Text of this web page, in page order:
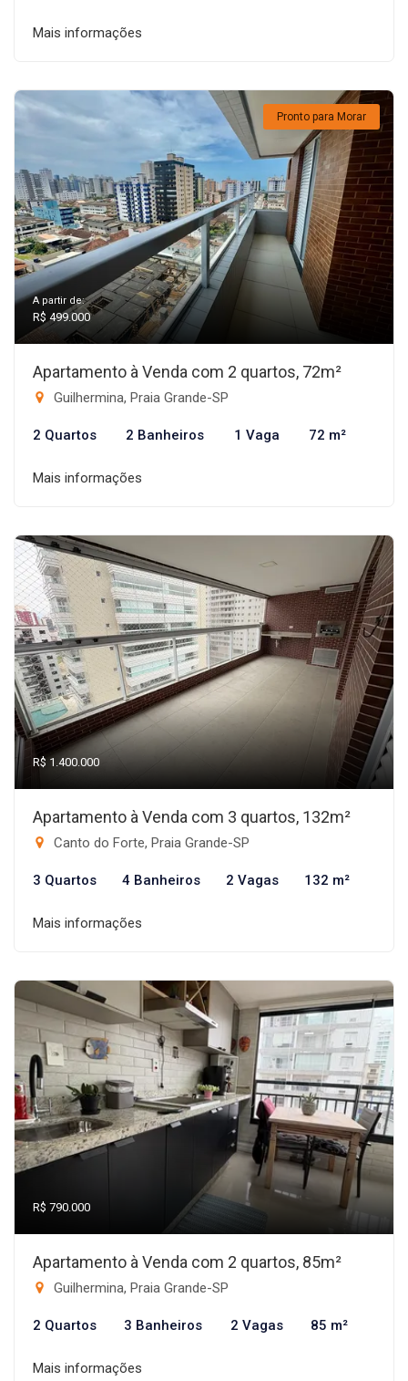
Mais informações
Pronto para Morar
A partir de:
R$ 499.000
Apartamento à Venda com 2 quartos, 72m²
Guilhermina, Praia Grande-SP
2 Quartos 2 Banheiros 1 Vaga 72 m²
Mais informações
R$ 1.400.000
Apartamento à Venda com 3 quartos, 132m²
Canto do Forte, Praia Grande-SP
3 Quartos 4 Banheiros 2 Vagas 132 m²
Mais informações
R$ 790.000
Apartamento à Venda com 2 quartos, 85m²
Guilhermina, Praia Grande-SP
2 Quartos 3 Banheiros 2 Vagas 85 m²
Mais informações